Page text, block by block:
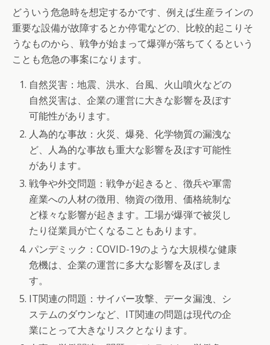
どういう危急時を想定するかです、例えば生産ラインの
重要な設備が故障するとか停電などの、比較的起こりそ
うなものから、戦争が始まって爆弾が落ちてくるという
ことも危急の事案になります。
自然災害：地震、洪水、台風、火山噴火などの
自然災害は、企業の運営に大きな影響を及ぼす
可能性があります。
人為的な事故：火災、爆発、化学物質の漏洩な
ど、人為的な事故も重大な影響を及ぼす可能性
があります。
戦争や外交問題：戦争が起きると、徴兵や軍需
産業への人材の徴用、物資の徴用、価格統制な
ど様々な影響が起きます。工場が爆弾で被災し
たり従業員が亡くなることもあります。
パンデミック：COVID-19のような大規模な健康
危機は、企業の運営に多大な影響を及ぼしま
す。
IT関連の問題：サイバー攻撃、データ漏洩、シ
ステムのダウンなど、IT関連の問題は現代の企
業にとって大きなリスクとなります。